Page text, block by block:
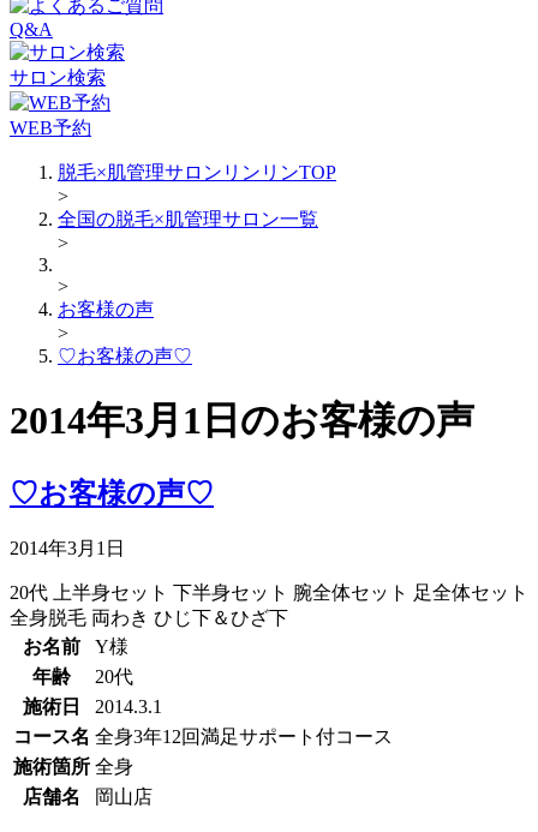
Q&A
サロン検索
WEB予約
脱毛×肌管理サロンリンリンTOP
>
全国の脱毛×肌管理サロン一覧
>
>
お客様の声
>
♡お客様の声♡
2014年3月1日のお客様の声
♡お客様の声♡
2014年3月1日
20代 上半身セット 下半身セット 腕全体セット 足全体セット
全身脱毛 両わき ひじ下＆ひざ下
お名前
Y様
年齢
20代
施術日
2014.3.1
コース名 全身3年12回満足サポート付コース
施術箇所 全身
店舗名
岡山店